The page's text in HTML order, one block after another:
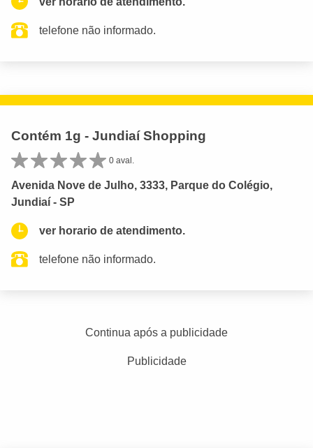
telefone não informado.
Contém 1g - Jundiaí Shopping
0 aval.
Avenida Nove de Julho, 3333, Parque do Colégio,
Jundiaí - SP
ver horario de atendimento.
telefone não informado.
Continua após a publicidade
Publicidade